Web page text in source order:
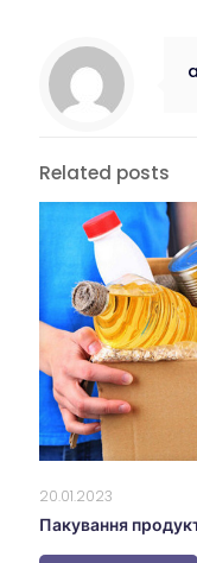
Related posts
20.01.2023
Пакування